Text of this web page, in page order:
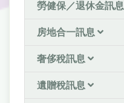
勞健保／退休金訊息
房地合一訊息
奢侈稅訊息
遺贈稅訊息